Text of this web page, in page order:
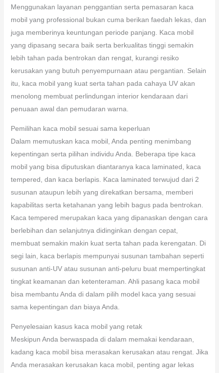
Menggunakan layanan penggantian serta pemasaran kaca
mobil yang professional bukan cuma berikan faedah lekas, dan
juga memberinya keuntungan periode panjang. Kaca mobil
yang dipasang secara baik serta berkualitas tinggi semakin
lebih tahan pada bentrokan dan rengat, kurangi resiko
kerusakan yang butuh penyempurnaan atau pergantian. Selain
itu, kaca mobil yang kuat serta tahan pada cahaya UV akan
menolong membuat perlindungan interior kendaraan dari
penuaan awal dan pemudaran warna.
Pemilihan kaca mobil sesuai sama keperluan
Dalam memutuskan kaca mobil, Anda penting menimbang
kepentingan serta pilihan individu Anda. Beberapa tipe kaca
mobil yang bisa diputuskan diantaranya kaca laminated, kaca
tempered, dan kaca berlapis. Kaca laminated terwujud dari 2
susunan ataupun lebih yang direkatkan bersama, memberi
kapabilitas serta ketahanan yang lebih bagus pada bentrokan.
Kaca tempered merupakan kaca yang dipanaskan dengan cara
berlebihan dan selanjutnya didinginkan dengan cepat,
membuat semakin makin kuat serta tahan pada kerengatan. Di
segi lain, kaca berlapis mempunyai susunan tambahan seperti
susunan anti-UV atau susunan anti-peluru buat mempertingkat
tingkat keamanan dan ketenteraman. Ahli pasang kaca mobil
bisa membantu Anda di dalam pilih model kaca yang sesuai
sama kepentingan dan biaya Anda.
Penyelesaian kasus kaca mobil yang retak
Meskipun Anda berwaspada di dalam memakai kendaraan,
kadang kaca mobil bisa merasakan kerusakan atau rengat. Jika
Anda merasakan kerusakan kaca mobil, penting agar lekas